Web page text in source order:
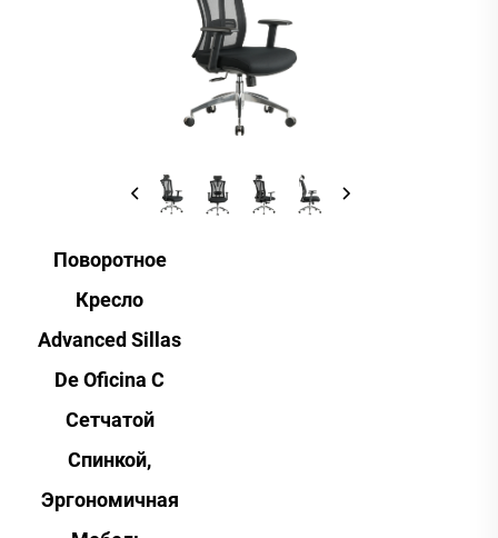
Поворотное
Кресло
Advanced Sillas
De Oficina С
Сетчатой
Спинкой,
Эргономичная